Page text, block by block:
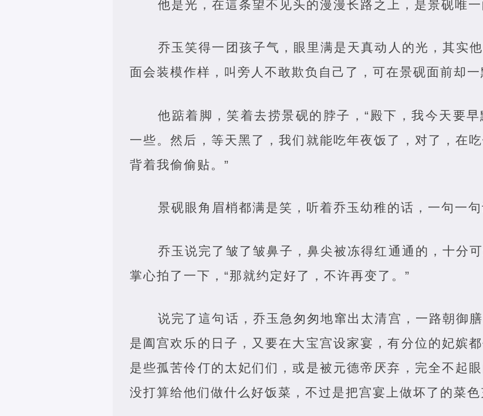
他是光，在這条望不见头的漫漫长路之上，是景砚唯一
乔玉笑得一团孩子气，眼里满是天真动人的光，其实
面会装模作样，叫旁人不敢欺负自己了，可在景砚面前却一
他踮着脚，笑着去捞景砚的脖子，“殿下，我今天要
一些。然后，等天黑了，我们就能吃年夜饭了，对了，在
背着我偷偷贴。”
景砚眼角眉梢都满是笑，听着乔玉幼稚的话，一句一句
乔玉说完了皱了皱鼻子，鼻尖被冻得红通通的，十分
掌心拍了一下，“那就约定好了，不许再变了。”
说完了這句话，乔玉急匆匆地窜出太清宫，一路朝御
是阖宫欢乐的日子，又要在大宝宫设家宴，有分位的妃嫔
是些孤苦伶仃的太妃们们，或是被元德帝厌弃，完全不起
没打算给他们做什么好饭菜，不过是把宫宴上做坏了的菜色